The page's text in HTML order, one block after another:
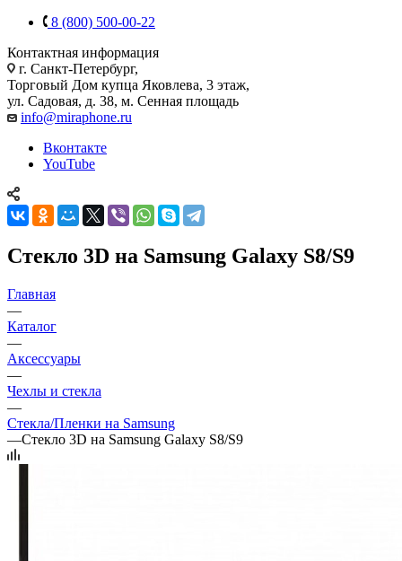
8 (800) 500-00-22
Контактная информация
г. Санкт-Петербург,
Торговый Дом купца Яковлева, 3 этаж,
ул. Садовая, д. 38, м. Сенная площадь
info@miraphone.ru
Вконтакте
YouTube
Стекло 3D на Samsung Galaxy S8/S9
Главная
—
Каталог
—
Аксессуары
—
Чехлы и стекла
—
Стекла/Пленки на Samsung
—Стекло 3D на Samsung Galaxy S8/S9